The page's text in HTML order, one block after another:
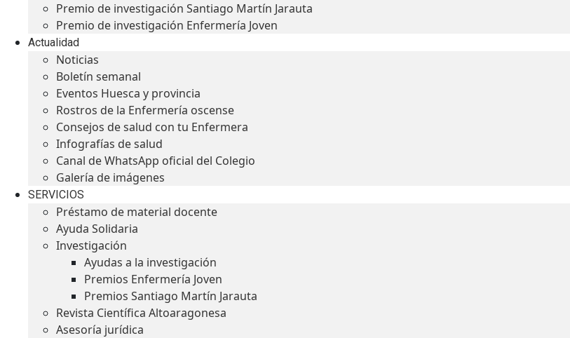
Premio de investigación Santiago Martín Jarauta
Premio de investigación Enfermería Joven
Actualidad
Noticias
Boletín semanal
Eventos Huesca y provincia
Rostros de la Enfermería oscense
Consejos de salud con tu Enfermera
Infografías de salud
Canal de WhatsApp oficial del Colegio
Galería de imágenes
SERVICIOS
Préstamo de material docente
Ayuda Solidaria
Investigación
Ayudas a la investigación
Premios Enfermería Joven
Premios Santiago Martín Jarauta
Revista Científica Altoaragonesa
Asesoría jurídica